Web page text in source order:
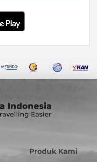
Produk Kami